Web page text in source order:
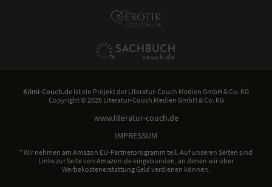
Krimi-Couch.de ist ein Projekt der Literatur-Couch Medien GmbH & Co. KG
Copyright © 2026 Literatur-Couch Medien GmbH & Co. KG
www.literatur-couch.de
IMPRESSUM
* Wir nehmen am Amazon EU-Partnerprogramm teil. Auf unseren Seiten sind
Links zur Seite von Amazon.de eingebunden, an denen wir über
Werbekostenerstattung Geld verdienen können.